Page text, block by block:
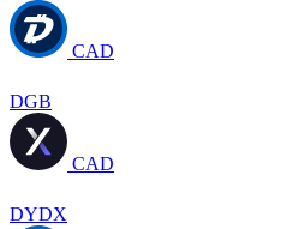
CAD
DGB
CAD
DYDX